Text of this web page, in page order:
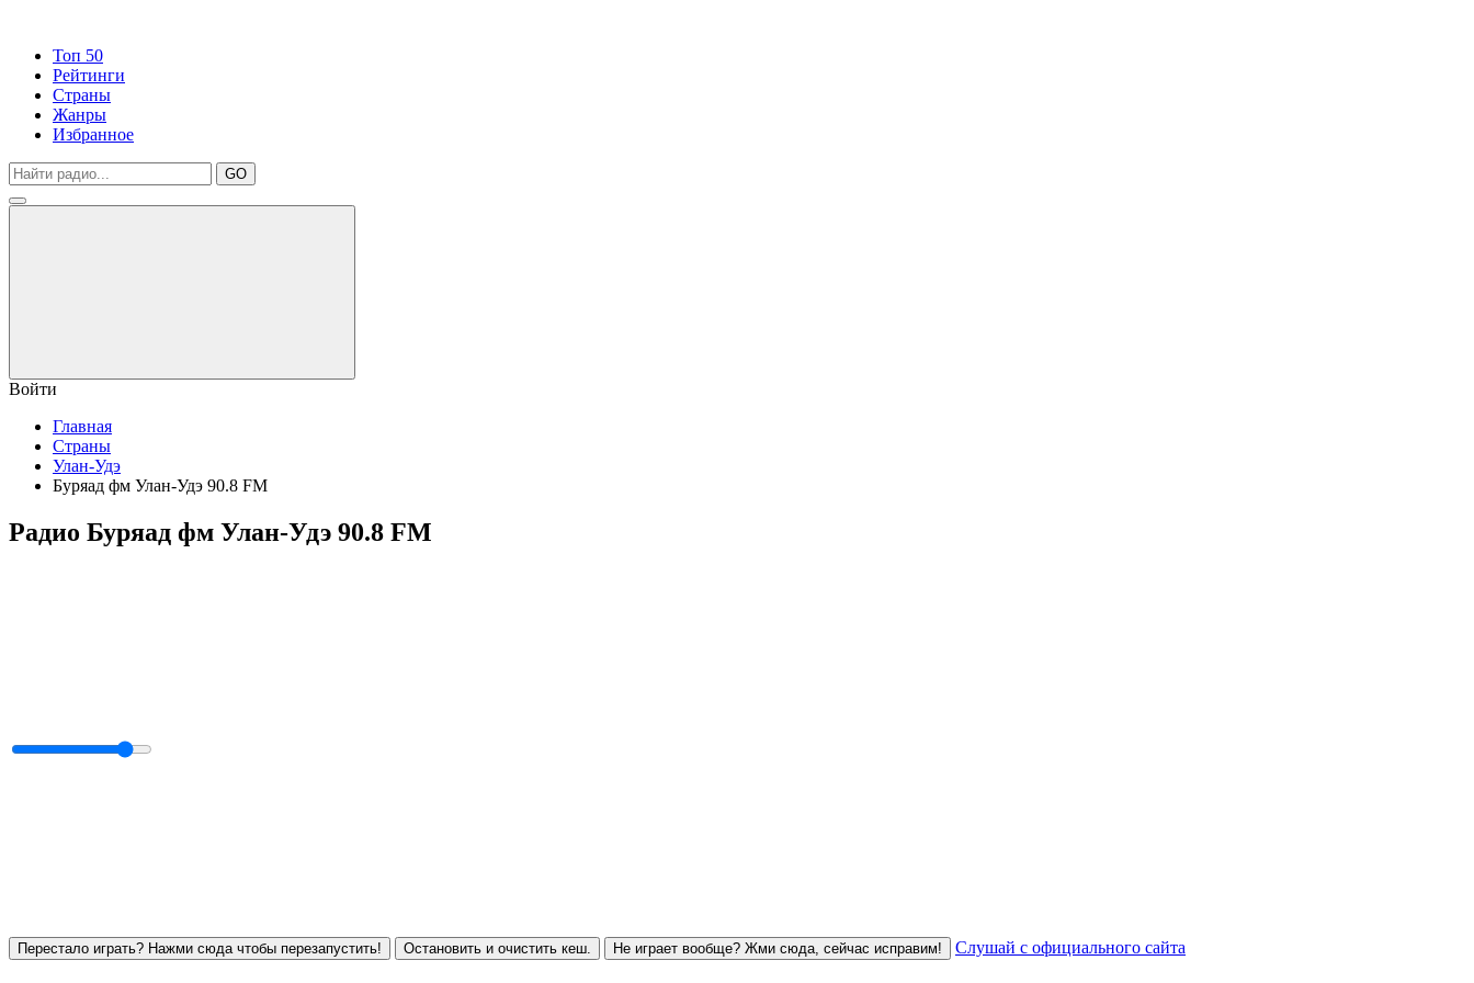
Топ 50
Рейтинги
Страны
Жанры
Избранное
GO
Войти
Главная
Страны
Улан-Удэ
Буряад фм Улан-Удэ 90.8 FM
Радио Буряад фм Улан-Удэ 90.8 FM
Перестало играть? Нажми сюда чтобы перезапустить! Остановить и очистить кеш. Не играет вообще? Жми сюда, сейчас исправим! Слушай с официального сайта